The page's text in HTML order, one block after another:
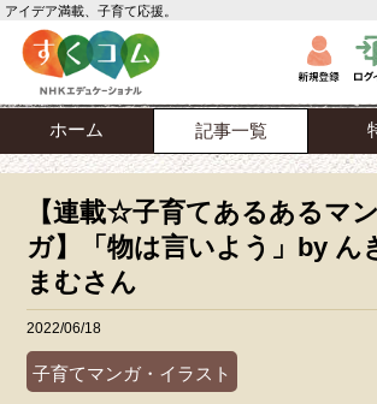
アイデア満載、子育て応援。
ホーム 記事一覧
【連載☆子育てあるあるマン
ガ】「物は言いよう」by ん
まむさん
2022/06/18
子育てマンガ・イラスト